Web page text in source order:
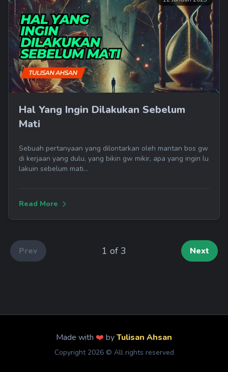
Hal Yang Ingin Dilakukan Sebelum
Mati
Sebuah pertanyaan yang dilontarkan oleh mantan bos gw
di kerjaan yang dulu, yang bikin gw mikir, apa yang ingin lu
lakuin sebelum mati...
Read More
Prev 1 of 3 Next
Made with ❤️ byTulisan Ahsan
Copyright 2026© All rights reserved